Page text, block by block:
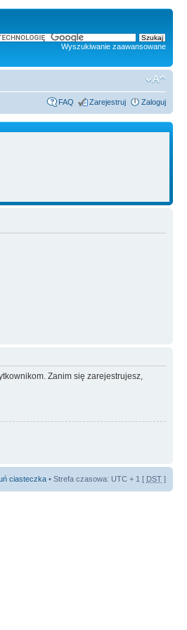
Wyszukiwanie zaawansowane
FAQ Zarejestruj Zaloguj
Zanim się zarejestrujesz,
ciasteczka • Strefa czasowa: UTC + 1 [ DST ]